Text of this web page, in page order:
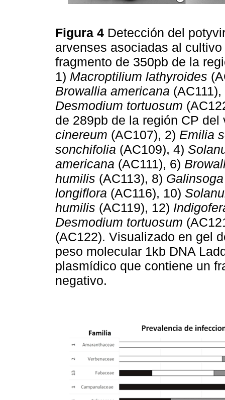
Figura 4 Detección del
arvenses asociadas al
fragmento de 350pb de la
1) Macroptilium lathyroides
Browallia americana
Desmodium tortuosum
de 289pb de la región CP
cinereum (AC107), 2) Emilia
sonchifolia (AC109), 4)
americana (AC111), 6)
humilis (AC113), 8)
longiflora (AC116), 10)
humilis (AC119), 12)
Desmodium tortuosum
(AC122). Visualizado en gel
peso molecular 1kb DNA
plasmídico que contiene un
negativo.